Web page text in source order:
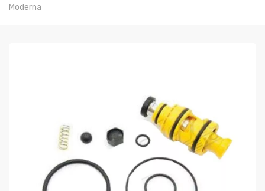
Moderna